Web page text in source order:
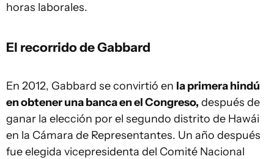
horas laborales.
El recorrido de Gabbard
En 2012, Gabbard se convirtió en la primera hindú
en obtener una banca en el Congreso, después de
ganar la elección por el segundo distrito de Hawái
en la Cámara de Representantes. Un año después
fue elegida vicepresidenta del Comité Nacional